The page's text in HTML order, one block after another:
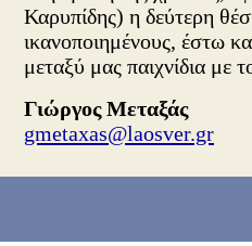
Καρυπίδης) η δεύτερη
ικανοποιημένους, έστω
μεταξύ μας παιχνίδια με
Γιώργος Μεταξάς
gmetaxas@laosver.gr